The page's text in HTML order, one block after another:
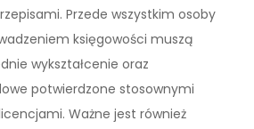
Przede wszystkim osoby
księgowości muszą
wykształcenie oraz
potwierdzone stosownymi
Ważne jest również